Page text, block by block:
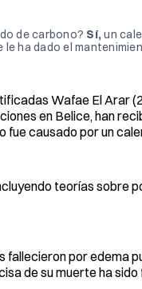
de carbono? Sí, un
ha dado el
Wafae El Arar
en Belice, han
causado por un
teorías sobre
fallecieron por edema
de su muerte ha